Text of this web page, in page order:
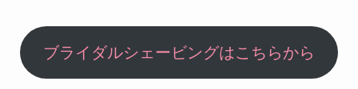
ブライダルシェービングはこちらから